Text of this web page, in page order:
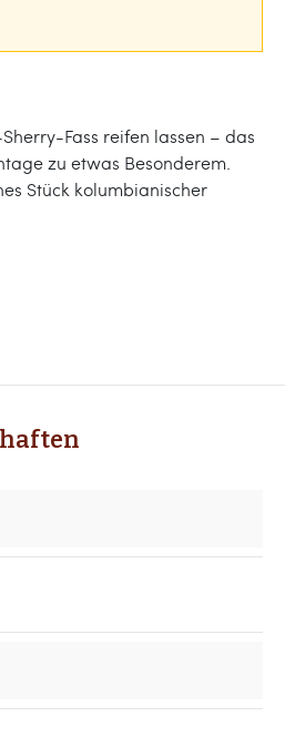
Fass reifen lassen – das
zu etwas Besonderem.
Stück kolumbianischer